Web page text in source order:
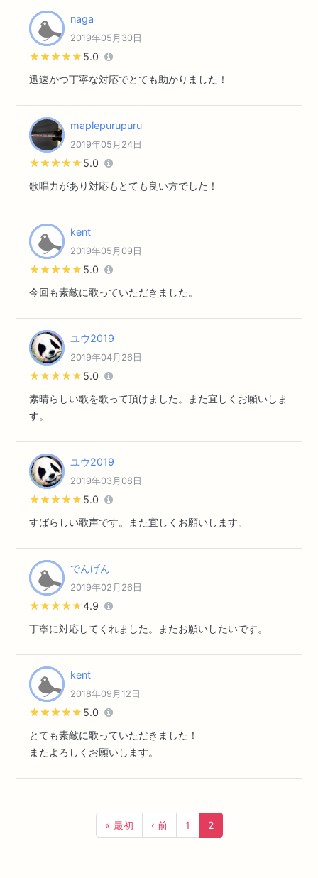
naga
2019年05月30日
★★★★★
★★★★★ 5.0
迅速かつ丁寧な対応でとても助かりました！
maplepurupuru
2019年05月24日
★★★★★
★★★★★ 5.0
歌唱力があり対応もとても良い方でした！
kent
2019年05月09日
★★★★★
★★★★★ 5.0
今回も素敵に歌っていただきました。
ユウ2019
2019年04月26日
★★★★★
★★★★★ 5.0
素晴らしい歌を歌って頂けました。また宜しくお願いしま
す。
ユウ2019
2019年03月08日
★★★★★
★★★★★ 5.0
すばらしい歌声です。また宜しくお願いします。
でんげん
2019年02月26日
★★★★★
★★★★★4.9
丁寧に対応してくれました。またお願いしたいです。
kent
2018年09月12日
★★★★★
★★★★★ 5.0
とても素敵に歌っていただきました！
またよろしくお願いします。
« 最初 ‹ 前 1 2